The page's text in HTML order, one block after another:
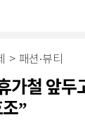
> 패션∙뷰티
가철 앞두
”